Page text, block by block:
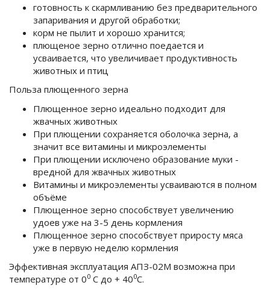
готовность к скармливанию без предварительного
запаривания и другой обработки;
корм не пылит и хорошо хранится;
плющеное зерно отлично поедается и
усваивается, что увеличивает продуктивность
животных и птиц
Польза плющенного зерна
Плющенное зерно идеально подходит для
жвачных животных
При плющении сохраняется оболочка зерна, а
значит все витамины и микроэлементы
При плющении исключено образование муки -
вредной для жвачных животных
Витамины и микроэлементы усваиваются в полном
объёме
Плющенное зерно способствует увеличению
удоев уже на 3-5 день кормления
Плющенное зерно способствует приросту мяса
уже в первую неделю кормления
Эффективная эксплуатация АПЗ-02М возможна при
температуре от 00 С до + 400С.